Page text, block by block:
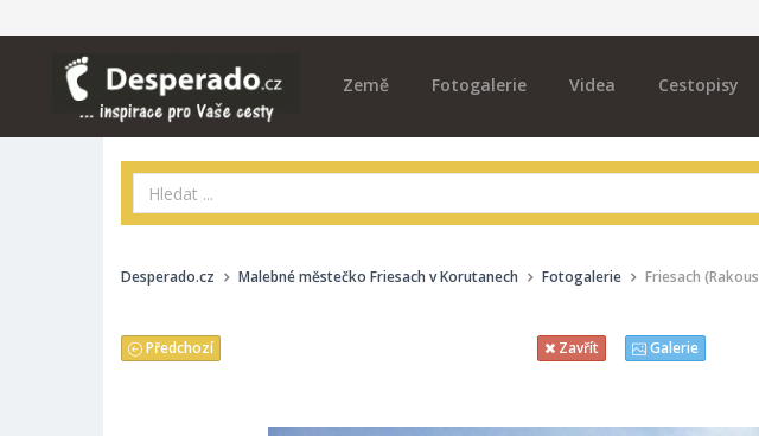
Země Fotogalerie Videa Cestopisy
Desperado.cz Malebné městečko Friesach v Korutanech Fotogalerie Friesach
Předchozí Zavřít Galerie